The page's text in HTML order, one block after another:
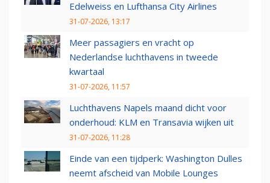
Edelweiss en Lufthansa City Airlines
31-07-2026, 13:17
Meer passagiers en vracht op
Nederlandse luchthavens in tweede
kwartaal
31-07-2026, 11:57
Luchthavens Napels maand dicht voor
onderhoud: KLM en Transavia wijken uit
31-07-2026, 11:28
Einde van een tijdperk: Washington Dulles
neemt afscheid van Mobile Lounges